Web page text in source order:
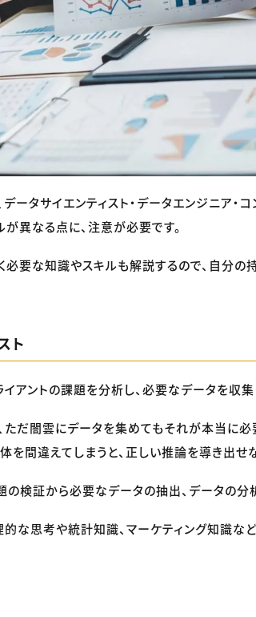
ータサイエンティスト・データエンジニア・コ
異なる点に、注意が必要です。
要な知識やスキルも解説するので、自分の
ト
イアントの課題を分析し、必要なデータを収
ただ闇雲にデータを集めてもそれが本当に
を間違えてしまうと、正しい推論を導き出せ
の検証から必要なデータの抽出、データの分
な思考や統計知識、マーケティング知識な